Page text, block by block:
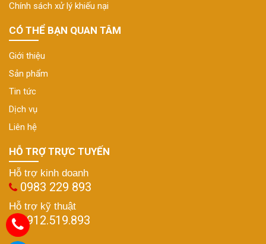
Chính sách xử lý khiếu nại
CÓ THỂ BẠN QUAN TÂM
Giới thiệu
Sản phẩm
Tin tức
Dịch vụ
Liên hệ
HỖ TRỢ TRỰC TUYẾN
Hỗ trợ kinh doanh
0983 229 893
Hỗ trợ kỹ thuật
0912.519.893